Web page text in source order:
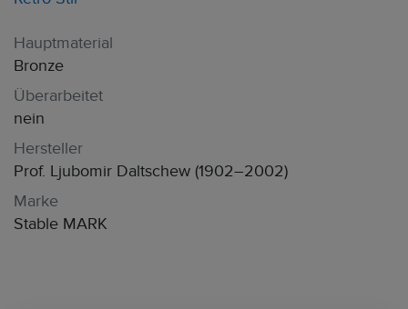
Hauptmaterial
Bronze
Überarbeitet
nein
Hersteller
Prof. Ljubomir Daltschew (1902–2002)
Marke
Stable MARK